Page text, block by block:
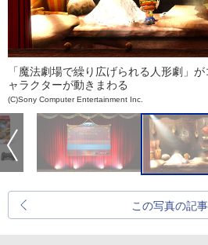
「魔法劇場で繰り広げられる人形劇」
ャラクターが動きまわる
(C)Sony Computer Entertainment Inc.
この写真の記